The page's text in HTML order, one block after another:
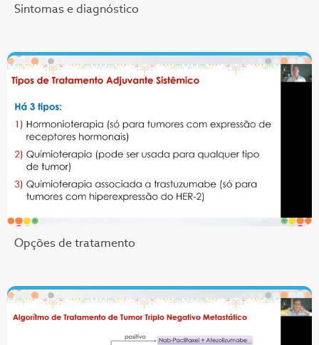
Sintomas e diagnóstico
Opções de tratamento